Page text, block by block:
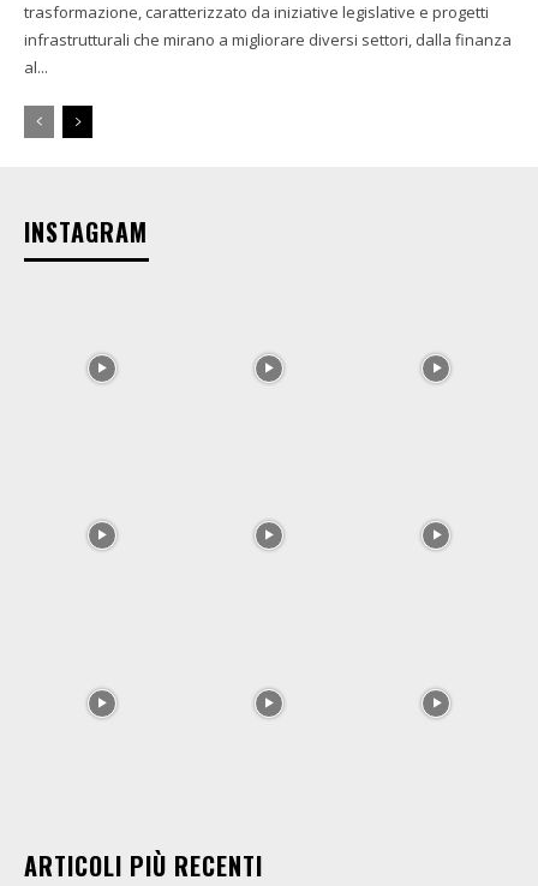
trasformazione, caratterizzato da iniziative legislative e progetti
infrastrutturali che mirano a migliorare diversi settori, dalla finanza
al...
INSTAGRAM
ARTICOLI PIÙ RECENTI